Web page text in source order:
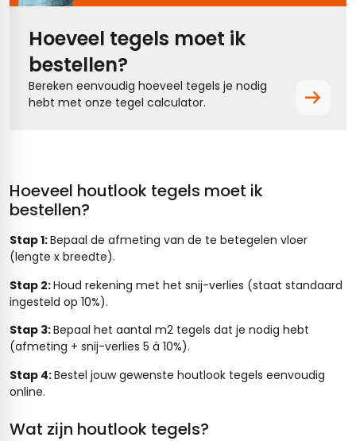
Hoeveel tegels moet ik
bestellen?
Bereken eenvoudig hoeveel tegels je nodig
hebt met onze tegel calculator.
Hoeveel houtlook tegels moet ik
bestellen?
Stap 1:Bepaal de afmeting van de te betegelen vloer
(lengte x breedte).
Stap 2:Houd rekening met het snij-verlies (staat standaard
ingesteld op 10%).
Stap 3:Bepaal het aantal m2 tegels dat je nodig hebt
(afmeting + snij-verlies 5 á 10%).
Stap 4:Bestel jouw gewenste houtlook tegels eenvoudig
online.
Wat zijn houtlook tegels?